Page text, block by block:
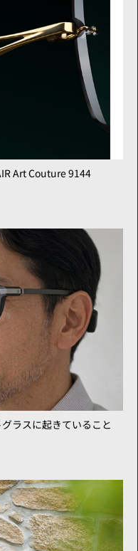
Art Couture 9144
ラスに起きていること